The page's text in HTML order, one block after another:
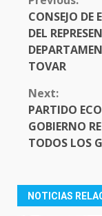
READING
CONSEJO DE
DEL
TOVAR
Next:
PARTIDO
GOBIERNO
TODOS LOS
NOTICIAS